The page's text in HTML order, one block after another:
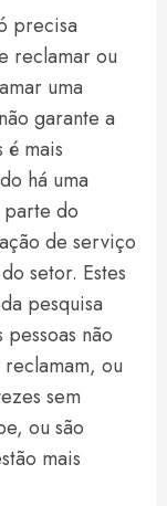
precisa
reclamar ou
uma
garante a
mais
há uma
do
de serviço
setor. Estes
pesquisa
não
ou
sem
ou são
mais